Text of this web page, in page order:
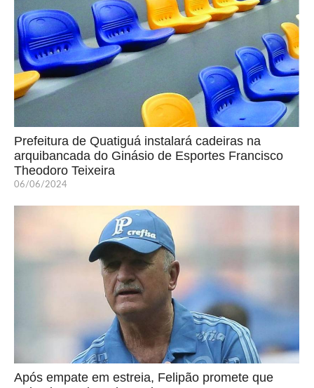
Prefeitura de Quatiguá instalará cadeiras na
arquibancada do Ginásio de Esportes Francisco
Theodoro Teixeira
06/06/2024
Após empate em estreia, Felipão promete que